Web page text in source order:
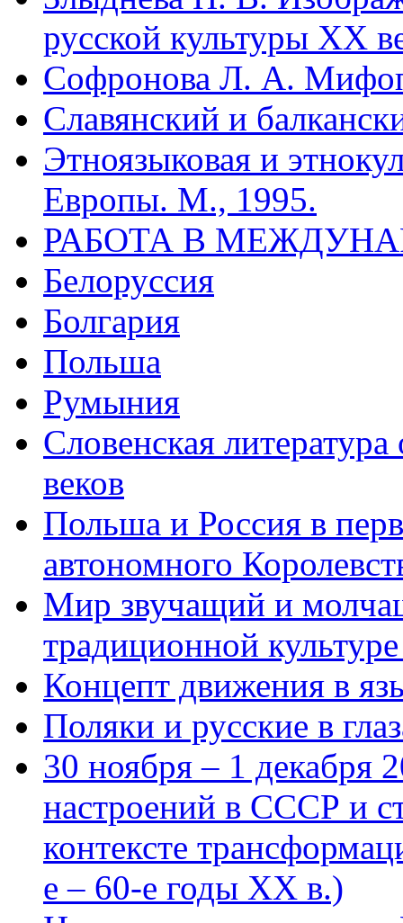
русской культуры ХХ
Софронова Л. А.
Славянский и
Этноязыковая и
Европы. М., 1995.
РАБОТА В
Белоруссия
Болгария
Польша
Румыния
Словенская
веков
Польша и Россия в
автономного
Мир звучащий и
традиционной
Концепт движения в
Поляки и русские в
30 ноября – 1 декабря
настроений в СССР и
контексте
е – 60-е годы ХХ в.)